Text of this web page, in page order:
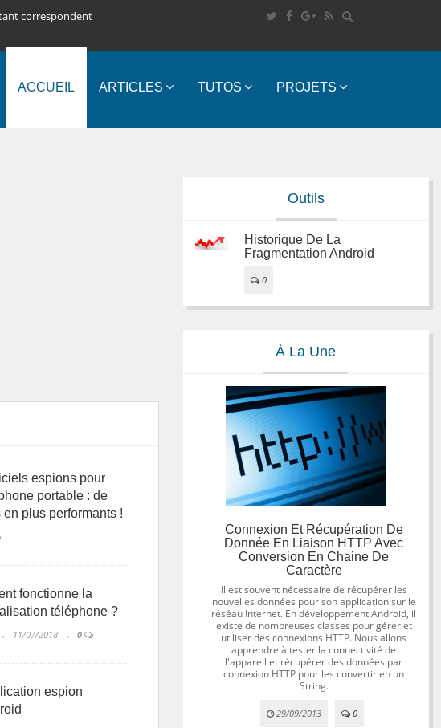
correspondent
ACCUEIL ARTICLES TUTOS PROJETS
espions pour
portable : de
en plus performants !
fonctionne la
téléphone ?
11/07/2018 0
espion
Outils
Historique De La
Fragmentation Android
0
À La Une
Connexion Et Récupération De
Donnée En Liaison HTTP Avec
Conversion En Chaine De
Caractère
Il est souvent nécessaire de récupérer les
nouvelles données pour son application sur le
réséau Internet. En développement Android, il
existe de nombreuses classes pour gérer et
utiliser des connexions HTTP. Nous allons
apprendre à tester la connectivité de
l'appareil et récupérer des données par
connexion HTTP pour les convertir en un
String.
29/09/2013 0